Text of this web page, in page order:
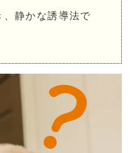
静かな誘導法で